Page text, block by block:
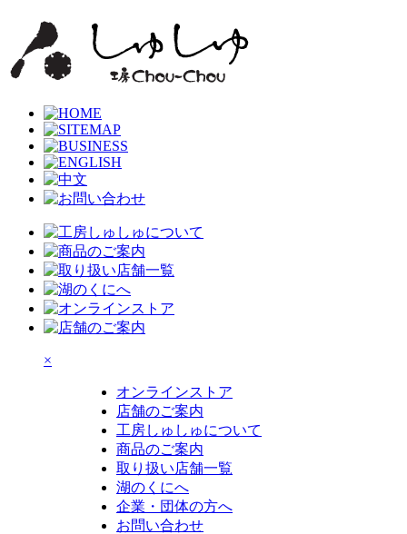
×
オンラインストア
店舗のご案内
工房しゅしゅについて
商品のご案内
取り扱い店舗一覧
湖のくにへ
企業・団体の方へ
お問い合わせ